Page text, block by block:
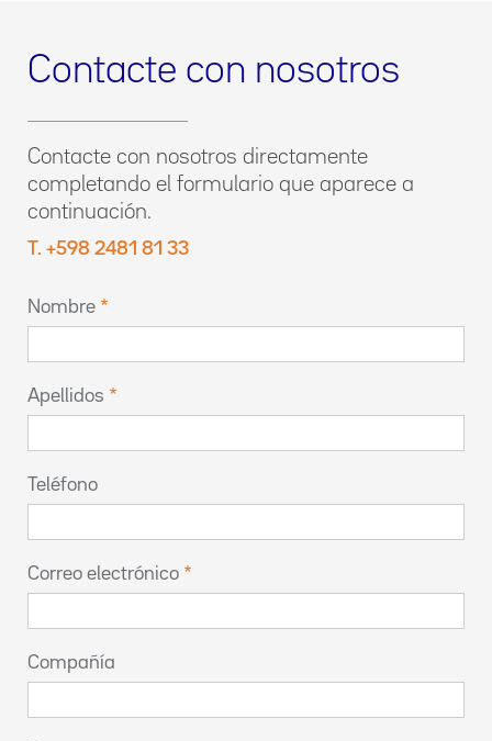
Contacte con nosotros
Contacte con nosotros directamente
completando el formulario que aparece a
continuación.
T. +598 2481 81 33
Nombre
Apellidos
Teléfono
Correo electrónico
Compañía